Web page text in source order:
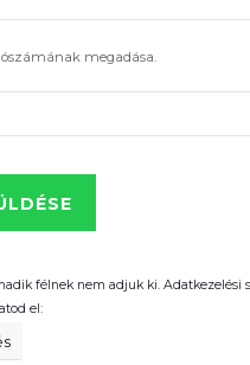
megadása.
félnek nem adjuk ki. Adatkezelési
el: